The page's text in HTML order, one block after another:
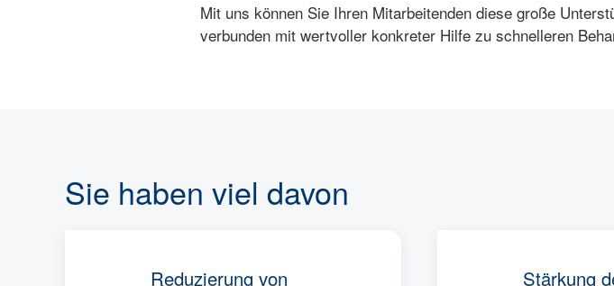
Mit uns können Sie Ihren Mitarbeitenden diese große
verbunden mit wertvoller konkreter Hilfe zu schnelleren
Sie haben viel davon
Reduzierung von
Stärkung